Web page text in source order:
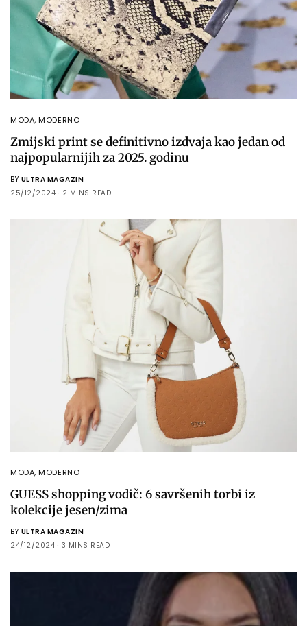
MODA,MODERNO
Zmijski print se definitivno izdvaja kao jedan od
najpopularnijih za 2025. godinu
BY ULTRA MAGAZIN
25/12/2024
2 MINS READ
MODA,MODERNO
GUESS shopping vodič: 6 savršenih torbi iz
kolekcije jesen/zima
BY ULTRA MAGAZIN
24/12/2024
3 MINS READ